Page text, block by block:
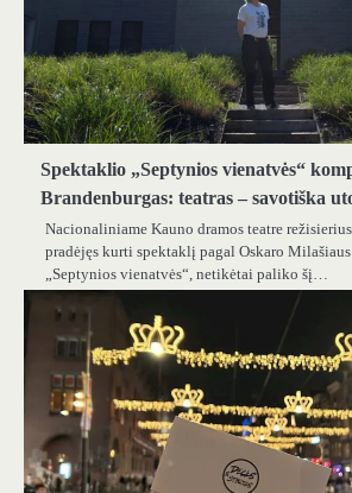
Spektaklio „Septynios vienatvės“
Brandenburgas: teatras – savotiška
Nacionaliniame Kauno dramos teatre
pradėjęs kurti spektaklį pagal Oskaro
„Septynios vienatvės“, netikėtai paliko šį…